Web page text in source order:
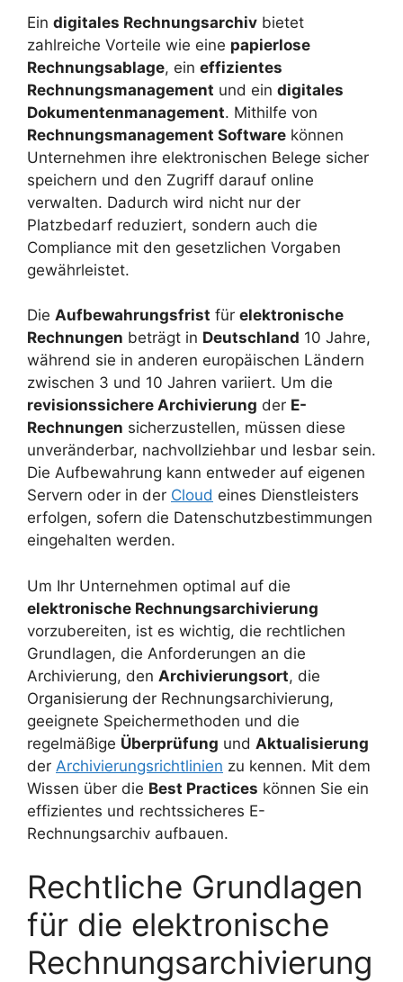
Ein digitales Rechnungsarchiv bietet
zahlreiche Vorteile wie eine papierlose
Rechnungsablage, ein effizientes
Rechnungsmanagement und ein digitales
Dokumentenmanagement. Mithilfe von
Rechnungsmanagement Software können
Unternehmen ihre elektronischen Belege sicher
speichern und den Zugriff darauf online
verwalten. Dadurch wird nicht nur der
Platzbedarf reduziert, sondern auch die
Compliance mit den gesetzlichen Vorgaben
gewährleistet.
Die Aufbewahrungsfrist für elektronische
Rechnungen beträgt in Deutschland 10 Jahre,
während sie in anderen europäischen Ländern
zwischen 3 und 10 Jahren variiert. Um die
revisionssichere Archivierung der E-
Rechnungen sicherzustellen, müssen diese
unveränderbar, nachvollziehbar und lesbar sein.
Die Aufbewahrung kann entweder auf eigenen
Servern oder in der Cloud eines Dienstleisters
erfolgen, sofern die Datenschutzbestimmungen
eingehalten werden.
Um Ihr Unternehmen optimal auf die
elektronische Rechnungsarchivierung
vorzubereiten, ist es wichtig, die rechtlichen
Grundlagen, die Anforderungen an die
Archivierung, den Archivierungsort, die
Organisierung der Rechnungsarchivierung,
geeignete Speichermethoden und die
regelmäßige Überprüfung und Aktualisierung
der Archivierungsrichtlinien zu kennen. Mit dem
Wissen über die Best Practices können Sie ein
effizientes und rechtssicheres E-
Rechnungsarchiv aufbauen.
Rechtliche Grundlagen
für die elektronische
Rechnungsarchivierung